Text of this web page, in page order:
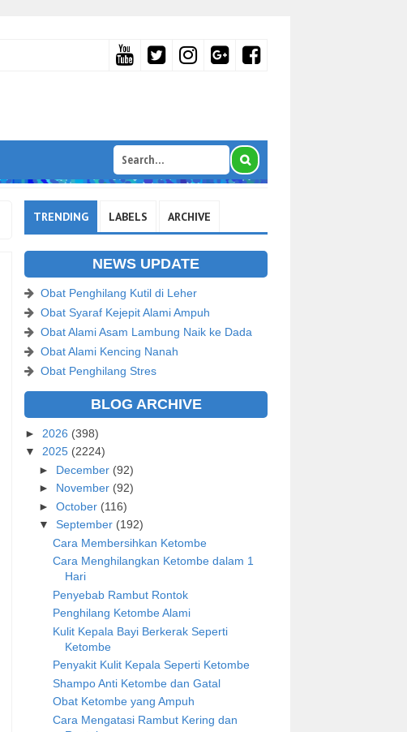
TRENDING LABELS ARCHIVE
NEWS UPDATE
Obat Penghilang Kutil di Leher
Obat Syaraf Kejepit Alami Ampuh
Obat Alami Asam Lambung Naik ke Dada
Obat Alami Kencing Nanah
Obat Penghilang Stres
BLOG ARCHIVE
► 2026 (398)
▼ 2025 (2224)
► December (92)
► November (92)
► October (116)
▼ September (192)
Cara Membersihkan Ketombe
Cara Menghilangkan Ketombe dalam 1
Hari
Penyebab Rambut Rontok
Penghilang Ketombe Alami
Kulit Kepala Bayi Berkerak Seperti
Ketombe
Penyakit Kulit Kepala Seperti Ketombe
Shampo Anti Ketombe dan Gatal
Obat Ketombe yang Ampuh
Cara Mengatasi Rambut Kering dan